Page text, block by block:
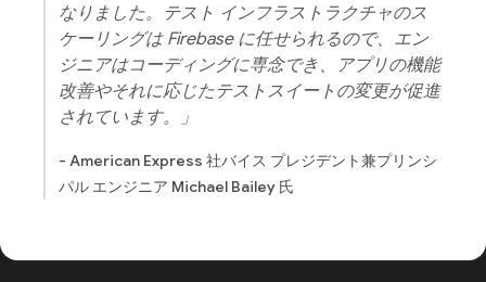
なりました。テスト インフラストラクチャのス
ケーリングは Firebase に任せられるので、エン
ジニアはコーディングに専念でき、アプリの機能
改善やそれに応じたテストスイートの変更が促進
されています。」
- American Express 社バイス プレジデント兼プリンシ
パル エンジニア Michael Bailey 氏